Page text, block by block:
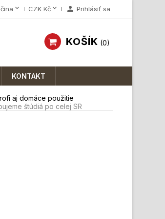
 CZK Kč  Prihlásiť sa
KOŠÍK 0
KONTAKT
aj domáce použitie
štúdiá po celej SR